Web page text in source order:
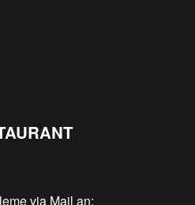
via Mail an: